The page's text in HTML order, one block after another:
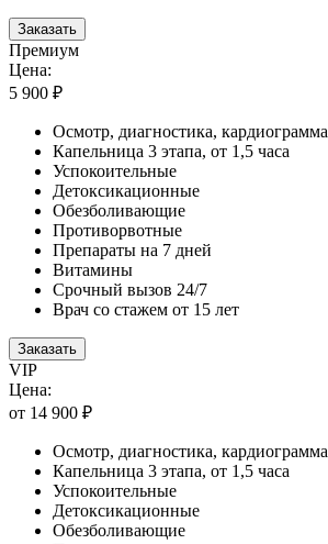
Заказать
Премиум
Цена:
5 900 ₽
Осмотр, диагностика, кардиограмма
Капельница 3 этапа, от 1,5 часа
Успокоительные
Детоксикационные
Обезболивающие
Противорвотные
Препараты на 7 дней
Витамины
Срочный вызов 24/7
Врач со стажем от 15 лет
Заказать
VIP
Цена:
от 14 900 ₽
Осмотр, диагностика, кардиограмма
Капельница 3 этапа, от 1,5 часа
Успокоительные
Детоксикационные
Обезболивающие